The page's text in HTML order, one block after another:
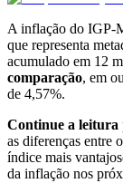
A inflação do IGP-
que representa
acumulado em 12
comparação, em
de 4,57%.
Continue a leitura
as diferenças entre
índice mais
da inflação nos